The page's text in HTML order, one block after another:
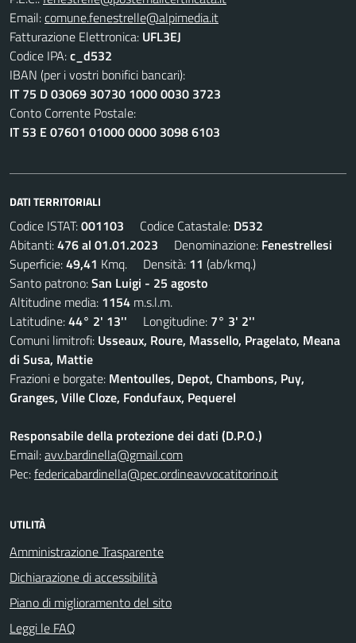
Email:comune.fenestrelle@alpimedia.it
Fatturazione Elettronica: UFL3EJ
Codice IPA:c_d532
IBAN (per i vostri bonifici bancari):
IT 75 D 03069 30730 1000 0030 3723
Conto Corrente Postale:
IT 53 E 07601 01000 0000 3098 6103
DATI TERRITORIALI
Codice ISTAT:001103 Codice Catastale: D532
Abitanti:476 al 01.01.2023 Denominazione: Fenestrellesi
Superficie:49,41 Kmq. Densità: 11 (ab/kmq.)
Santo patrono:San Luigi - 25 agosto
Altitudine media: 1154 m.s.l.m.
Latitudine:44° 2' 13'' Longitudine: 7° 3' 2''
Comuni limitrofi: Usseaux, Roure, Massello, Pragelato, Meana
di Susa, Mattie
Frazioni e borgate: Mentoulles, Depot, Chambons, Puy,
Granges, Ville Cloze, Fondufaux, Pequerel
Responsabile della protezione dei dati (D.P.O.)
Email:avv.bardinella@gmail.com
Pec:federicabardinella@pec.ordineavvocatitorino.it
UTILITÀ
Amministrazione Trasparente
Dichiarazione di accessibilità
Piano di miglioramento del sito
Leggi le FAQ